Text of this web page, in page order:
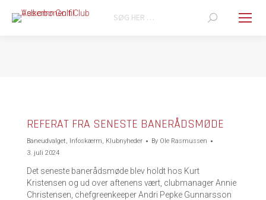
Search:
REFERAT FRA SENESTE BANERÅDSMØDE
Baneudvalget, Infoskærm, Klubnyheder By Ole Rasmussen
3. juli 2024
Det seneste banerådsmøde blev holdt hos Kurt
Kristensen og ud over aftenens vært, clubmanager Annie
Christensen, chefgreenkeeper Andri Pepke Gunnarsson